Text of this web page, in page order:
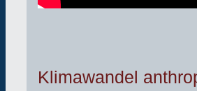
Klimawandel